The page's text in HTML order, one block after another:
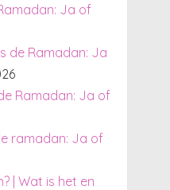
Ja of
de Ramadan: Ja
Ramadan: Ja of
ramadan: Ja of
| Wat is het en